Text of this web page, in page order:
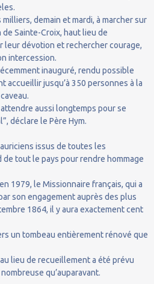
demain et mardi, à marcher sur
Sainte-Croix, haut lieu de
leur dévotion et rechercher courage,
intercession.
inauguré, rendu possible
accueillir jusqu’à 350 personnes à la
aussi longtemps pour se
déclare le Père Hym.
issus de toutes les
tout le pays pour rendre hommage
1979, le Missionnaire français, qui a
son engagement auprès des plus
1864, il y aura exactement cent
un tombeau entièrement rénové que
lieu de recueillement a été prévu
qu’auparavant.